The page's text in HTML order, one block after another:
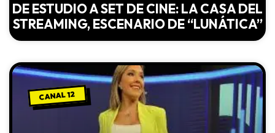
DE ESTUDIO A SET DE CINE: LA CASA DEL
STREAMING, ESCENARIO DE “LUNÁTICA”
CANAL 12